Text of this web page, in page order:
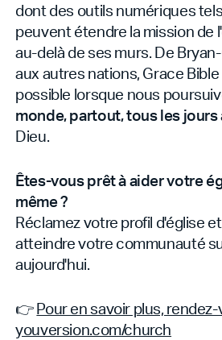
dont des outils numériques
peuvent étendre la mission de
au-delà de ses murs. De
aux autres nations, Grace
possible lorsque nous
monde, partout, tous les jours
Dieu.
Êtes-vous prêt à aider votre
même ?
Réclamez votre profil d'église
atteindre votre communauté
aujourd'hui.
👉Pour en savoir plus,
youversion.com/church